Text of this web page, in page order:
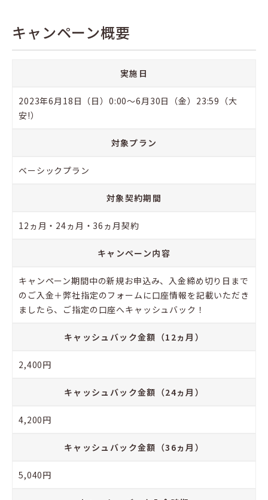
キャンペーン概要
実施日
2023年6月18日（日）0:00〜6月30日（金）23:59（大
安!）
対象プラン
ベーシックプラン
対象契約期間
12ヵ月・24ヵ月・36ヵ月契約
キャンペーン内容
キャンペーン期間中の新規お申込み、入金締め切り日まで
のご入金＋弊社指定のフォームに口座情報を記載いただき
ましたら、ご指定の口座へキャッシュバック！
キャッシュバック金額（12ヵ月）
2,400円
キャッシュバック金額（24ヵ月）
4,200円
キャッシュバック金額（36ヵ月）
5,040円